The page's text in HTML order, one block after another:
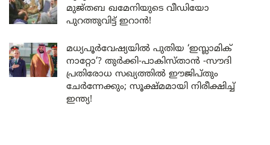
മുജ്തബ ഖമേനിയുടെ വീഡിയോ
പുറത്തുവിട്ട് ഇറാൻ!
മധ്യപൂർവേഷ്യയിൽ പുതിയ ‘ഇസ്ലാമിക്
നാറ്റോ’? തുർക്കി-പാകിസ്താൻ -സൗദി
പ്രതിരോധ സഖ്യത്തിൽ ഈജിപ്തും
ചേർന്നേക്കും; സൂക്ഷ്മമായി നിരീക്ഷിച്ച്
ഇന്ത്യ!